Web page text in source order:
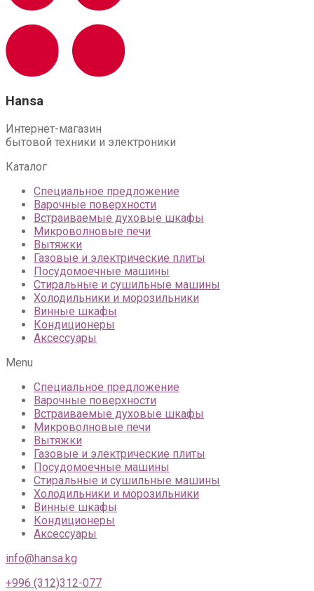
Hansa
Интернет-магазин
бытовой техники и электроники
Каталог
Специальное предложение
Варочные поверхности
Встраиваемые духовые шкафы
Микроволновые печи
Вытяжки
Газовые и электрические плиты
Посудомоечные машины
Стиральные и сушильные машины
Холодильники и морозильники
Винные шкафы
Кондиционеры
Аксессуары
Menu
Специальное предложение
Варочные поверхности
Встраиваемые духовые шкафы
Микроволновые печи
Вытяжки
Газовые и электрические плиты
Посудомоечные машины
Стиральные и сушильные машины
Холодильники и морозильники
Винные шкафы
Кондиционеры
Аксессуары
info@hansa.kg
+996 (312)312-077